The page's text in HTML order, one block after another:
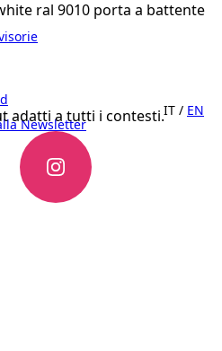
Newsletter
IT / EN
adatti a tutti i contesti.